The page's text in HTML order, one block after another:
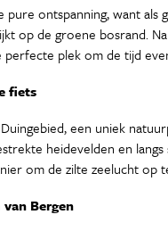
ontspanning, want
op de groene bosrand.
plek om de tijd
fiets
een uniek
heidevelden en
om de zilte zeelucht
Bergen